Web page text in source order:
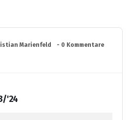
Marienfeld - 0 Kommentare
'24